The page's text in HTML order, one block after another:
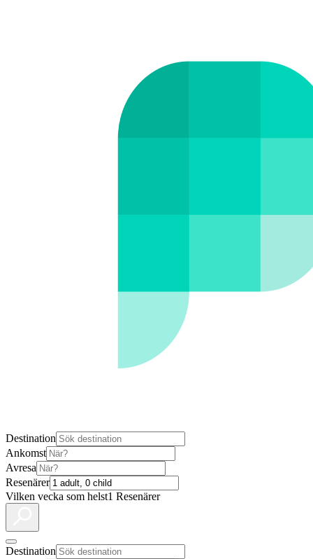
Destination
Ankomst
Avresa
Resenärer
Vilken vecka som helst1 Resenärer
Destination